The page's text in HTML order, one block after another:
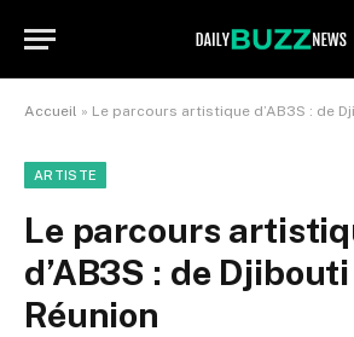
Accueil » Le parcours artistique d’AB3S : de
ARTISTE
Le parcours
d’AB3S : de
Réunion